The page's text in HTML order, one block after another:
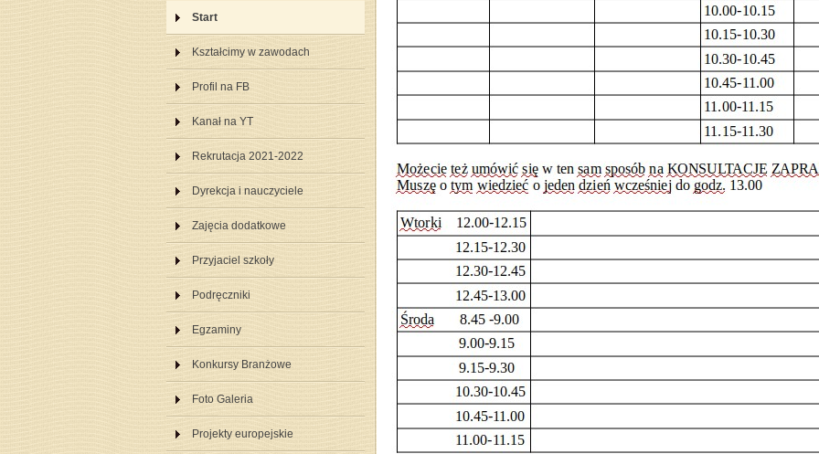
Start
Kształcimy w zawodach
Profil na FB
Kanał na YT
Rekrutacja 2021-2022
Dyrekcja i nauczyciele
Zajęcia dodatkowe
Przyjaciel szkoły
Podręczniki
Egzaminy
Konkursy Branżowe
Foto Galeria
Projekty europejskie